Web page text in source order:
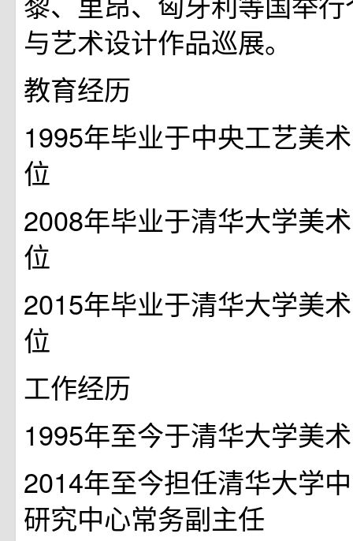
与艺术设计作品巡展。
教育经历
1995年毕业于中央工艺美
位
2008年毕业于清华大学美
位
2015年毕业于清华大学美
位
工作经历
1995年至今于清华大学美
2014年至今担任清华大学
研究中心常务副主任